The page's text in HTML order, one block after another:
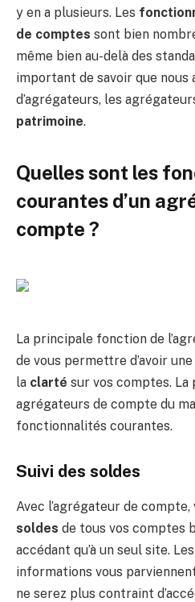
y en a plusieurs. Les
de comptes sont bien
même bien au-delà des
important de savoir que nous
d’agrégateurs, les
patrimoine.
Quelles sont les
courantes d’un
compte ?
La principale fonction de
de vous permettre d’avoir
la clarté sur vos comptes.
agrégateurs de compte du
fonctionnalités courantes.
Suivi des soldes
Avec l’agrégateur de
soldes de tous vos comptes
accédant qu’à un seul site.
informations vous
ne serez plus contraint